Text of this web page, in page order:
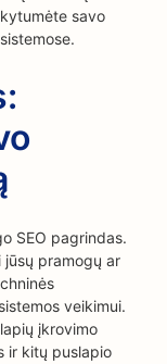
savo
SEO pagrindas.
jūsų pramogų ar
veikimui.
įkrovimo
ir kitų puslapio